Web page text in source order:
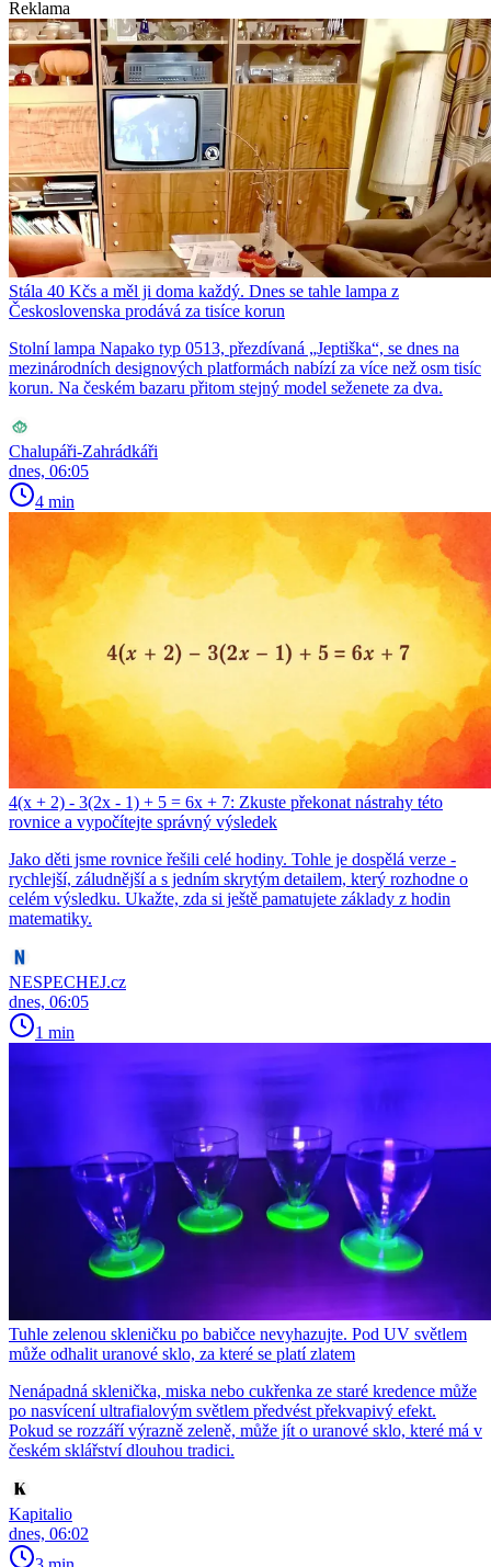
Reklama
Stála 40 Kčs a měl ji doma každý. Dnes se tahle lampa z
Československa prodává za tisíce korun
Stolní lampa Napako typ 0513, přezdívaná „Jeptiška“, se dnes na
mezinárodních designových platformách nabízí za více než osm tisíc
korun. Na českém bazaru přitom stejný model seženete za dva.
Chalupáři-Zahrádkáři
dnes, 06:05
4 min
4(x + 2) - 3(2x - 1) + 5 = 6x + 7: Zkuste překonat nástrahy této
rovnice a vypočítejte správný výsledek
Jako děti jsme rovnice řešili celé hodiny. Tohle je dospělá verze -
rychlejší, záludnější a s jedním skrytým detailem, který rozhodne o
celém výsledku. Ukažte, zda si ještě pamatujete základy z hodin
matematiky.
NESPECHEJ.cz
dnes, 06:05
1 min
Tuhle zelenou skleničku po babičce nevyhazujte. Pod UV světlem
může odhalit uranové sklo, za které se platí zlatem
Nenápadná sklenička, miska nebo cukřenka ze staré kredence může
po nasvícení ultrafialovým světlem předvést překvapivý efekt.
Pokud se rozzáří výrazně zeleně, může jít o uranové sklo, které má v
českém sklářství dlouhou tradici.
Kapitalio
dnes, 06:02